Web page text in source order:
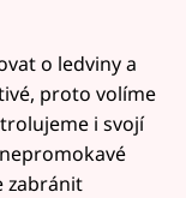
o ledviny a
proto volíme
i svojí
zabránit